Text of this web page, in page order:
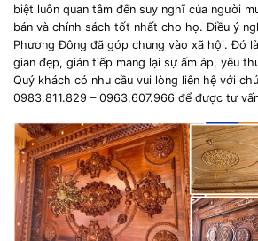
biệt luôn quan tâm đến suy nghĩ của người
bán và chính sách tốt nhất cho họ. Điều ý
Phương Đông đã góp chung vào xã hội. Đó
gian đẹp, gián tiếp mang lại sự ấm áp, yêu
Quý khách có nhu cầu vui lòng liên hệ với
0983.811.829 – 0963.607.966 để được tư